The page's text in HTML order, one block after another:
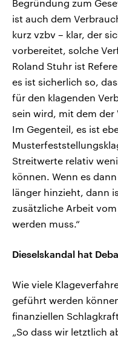
Begründung zum
ist auch dem
kurz vzbv – klar, der
vorbereitet, solche
Roland Stuhr ist
es ist sicherlich so,
für den klagenden
sein wird, mit dem der
Im Gegenteil, es ist
Streitwerte relativ
können. Wenn es
länger hinzieht, dann
zusätzliche Arbeit
werden muss.“
Dieselskandal hat
Wie viele
geführt werden
finanziellen
„So dass wir letztlich